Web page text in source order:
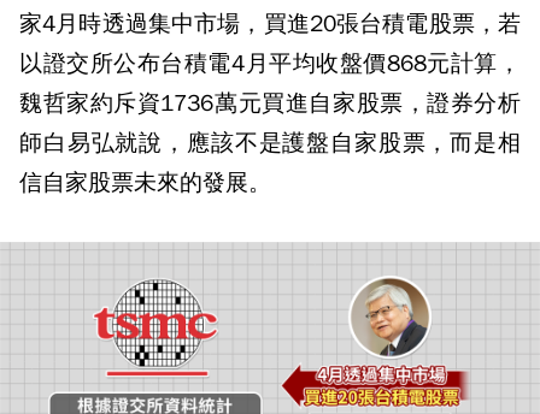
家4月時透過集中市場，買進20張台積電股票，若
以證交所公布台積電4月平均收盤價868元計算，
魏哲家約斥資1736萬元買進自家股票，證券分析
師白易弘就說，應該不是護盤自家股票，而是相
信自家股票未來的發展。